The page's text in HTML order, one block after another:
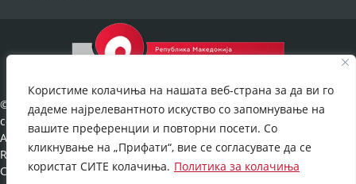
Користиме колачиња на нашата веб-страна за да ви го
дадеме најрелевантното искуство со запомнување на
вашите преференции и повторни посети. Со
кликнување на „Прифати“, вие се согласувате да се
користат СИТЕ колачиња. Политика за колачиња
©2022-
cov.gov.mk.
All Rights
Reserved.
Cookies